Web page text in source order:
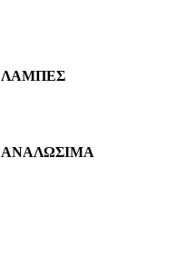
ΛΑΜΠΕΣ
ΑΝΑΛΩΣΙΜΑ